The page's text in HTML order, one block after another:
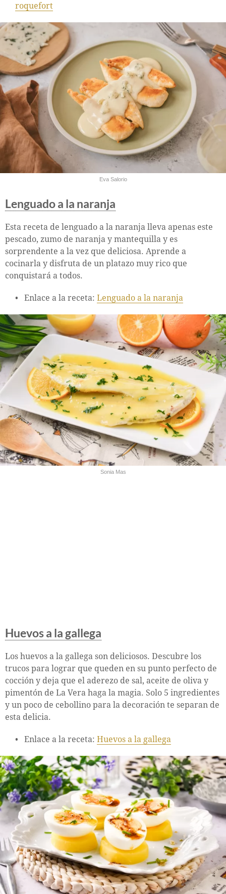
roquefort
Eva Salorio
Lenguado a la naranja
Esta receta de lenguado a la naranja lleva apenas este
pescado, zumo de naranja y mantequilla y es
sorprendente a la vez que deliciosa. Aprende a
cocinarla y disfruta de un platazo muy rico que
conquistará a todos.
Enlace a la receta: Lenguado a la naranja
Sonia Mas
Huevos a la gallega
Los huevos a la gallega son deliciosos. Descubre los
trucos para lograr que queden en su punto perfecto de
cocción y deja que el aderezo de sal, aceite de oliva y
pimentón de La Vera haga la magia. Solo 5 ingredientes
y un poco de cebollino para la decoración te separan de
esta delicia.
Enlace a la receta: Huevos a la gallega